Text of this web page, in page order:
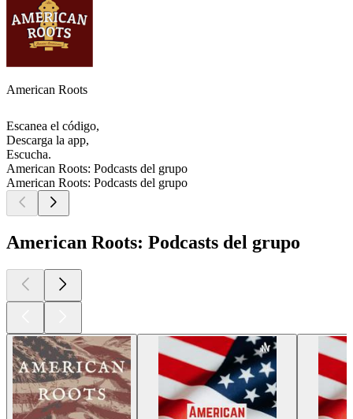
American Roots
Escanea el código,
Descarga la app,
Escucha.
American Roots: Podcasts del grupo
American Roots: Podcasts del grupo
American Roots: Podcasts del grupo